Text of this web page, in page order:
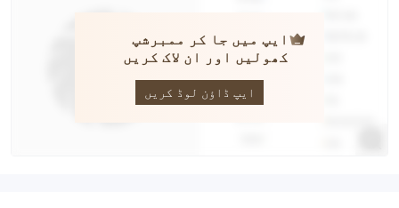
ایپ میں جا کر ممبرشپ
کھولیں اور ان لاک کریں
ایپ ڈاؤن لوڈ کریں
KP